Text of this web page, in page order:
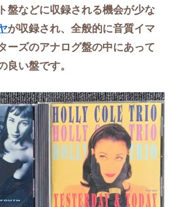
盤などに収録される機会が少な
が収録され、全般的に音質イマ
ーズのアナログ盤の中にあって
良い盤です。